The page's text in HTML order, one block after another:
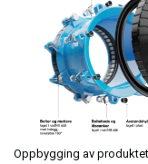
Oppbygging av produktet